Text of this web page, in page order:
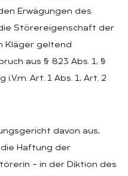
Erwägungen des
Störereigenschaft der
Kläger geltend
aus § 823 Abs. 1, §
Art. 1 Abs. 1, Art. 2
davon aus,
Haftung der
– in der Diktion des